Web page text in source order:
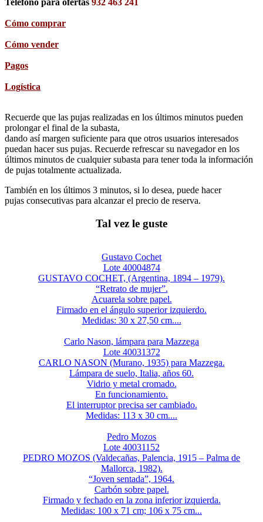
Teléfono para ofertas 932 463 241
Cómo comprar
Cómo vender
Pagos
Logística
Recuerde que las pujas realizadas en los últimos minutos pueden
prolongar el final de la subasta,
dando así margen suficiente para que otros usuarios interesados
puedan hacer sus pujas. Recuerde refrescar su navegador en los
últimos minutos de cualquier subasta para tener toda la información
de pujas totalmente actualizada.
También en los últimos 3 minutos, si lo desea, puede hacer
pujas consecutivas para alcanzar el precio de reserva.
Tal vez le guste
Gustavo Cochet
Lote 40004874
GUSTAVO COCHET, (Argentina, 1894 – 1979).
“Retrato de mujer”.
Acuarela sobre papel.
Firmado en el ángulo superior izquierdo.
Medidas: 30 x 27,50 cm....
Carlo Nason, lámpara para Mazzega
Lote 40031372
CARLO NASON (Murano, 1935) para Mazzega.
Lámpara de suelo, Italia, años 60.
Vidrio y metal cromado.
En funcionamiento.
El interruptor precisa ser cambiado.
Medidas: 113 x 30 cm....
Pedro Mozos
Lote 40031152
PEDRO MOZOS (Valdecañas, Palencia, 1915 – Palma de
Mallorca, 1982).
“Joven sentada”, 1964.
Carbón sobre papel.
Firmado y fechado en la zona inferior izquierda.
Medidas: 100 x 71 cm; 106 x 75 cm...